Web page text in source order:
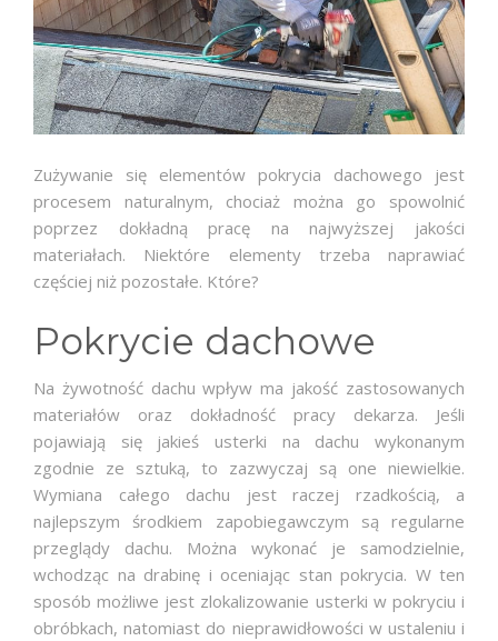
FAQ
KONTAKT
Zużywanie się elementów pokrycia dachowego jest
procesem naturalnym, chociaż można go spowolnić
poprzez dokładną pracę na najwyższej jakości
materiałach. Niektóre elementy trzeba naprawiać
częściej niż pozostałe. Które?
Pokrycie dachowe
Na żywotność dachu wpływ ma jakość zastosowanych
materiałów oraz dokładność pracy dekarza. Jeśli
pojawiają się jakieś usterki na dachu wykonanym
zgodnie ze sztuką, to zazwyczaj są one niewielkie.
Wymiana całego dachu jest raczej rzadkością, a
najlepszym środkiem zapobiegawczym są regularne
przeglądy dachu. Można wykonać je samodzielnie,
wchodząc na drabinę i oceniając stan pokrycia. W ten
sposób możliwe jest zlokalizowanie usterki w pokryciu i
obróbkach, natomiast do nieprawidłowości w ustaleniu i